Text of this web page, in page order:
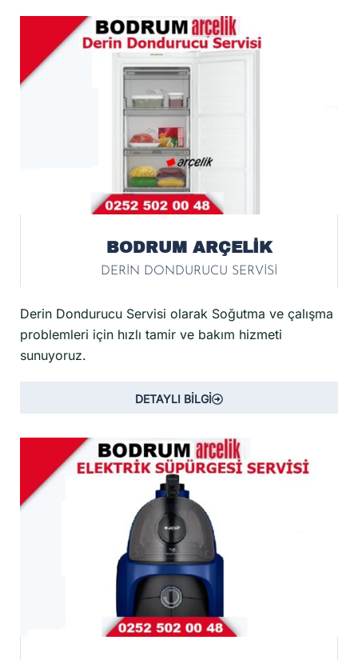
BODRUM ARÇELİK
DERİN DONDURUCU SERVİSİ
Derin Dondurucu Servisi olarak Soğutma ve çalışma
problemleri için hızlı tamir ve bakım hizmeti
sunuyoruz.
DETAYLI BİLGİ